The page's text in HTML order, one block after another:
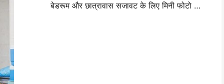
बेडरूम और छात्रावास सजावट के लिए मिनी फोटो वॉल लेआउट विचार और सुझाव